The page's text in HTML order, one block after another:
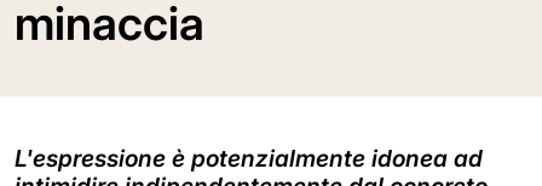
minaccia
L'espressione è potenzialmente idonea ad